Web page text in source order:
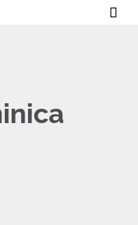
